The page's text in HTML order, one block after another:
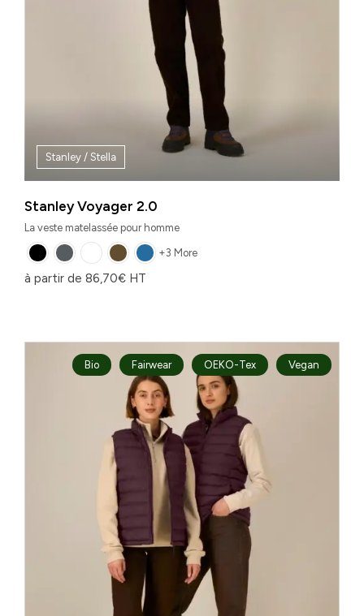
Stanley / Stella
Stanley Voyager 2.0
La veste matelassée pour homme
+3 More
à partir de 86,70€ HT
Bio Fairwear OEKO-Tex Vegan